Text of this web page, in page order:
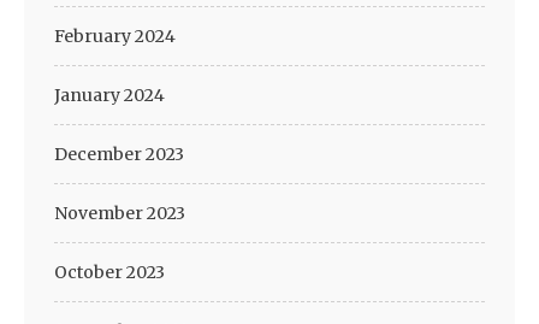
February 2024
January 2024
December 2023
November 2023
October 2023